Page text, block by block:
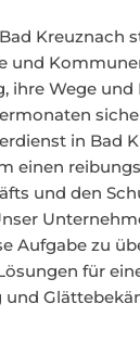
Kreuznach
und
ihre Wege und
in Bad
einen
und den
Aufgabe zu
für
und